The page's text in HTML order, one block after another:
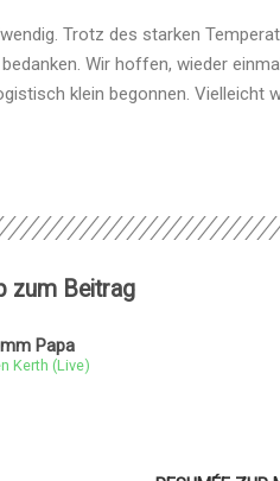
Trotz des starken
Wir hoffen, wieder
klein begonnen. Vielleicht
zum Beitrag
Papa
Kerth (Live)